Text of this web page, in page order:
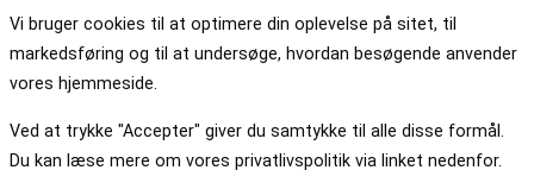
Vi bruger cookies til at optimere din oplevelse på sitet, til
markedsføring og til at undersøge, hvordan besøgende anvender
vores hjemmeside.
Ved at trykke "Accepter" giver du samtykke til alle disse formål.
Du kan læse mere om vores privatlivspolitik via linket nedenfor.